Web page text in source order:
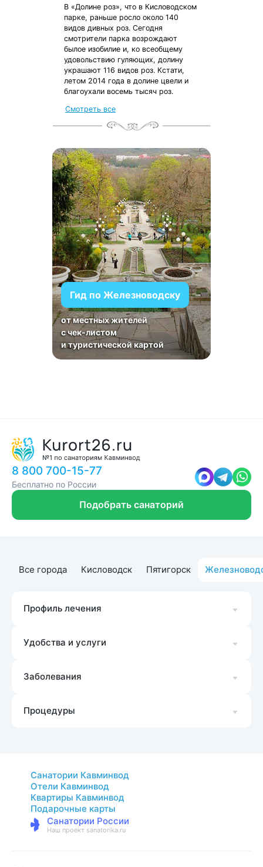
В «Долине роз», что в Кисловодском
парке, раньше росло около 140
видов дивных роз. Сегодня
смотрители парка возрождают
былое изобилие и, ко всеобщему
удовольствию гуляющих, долину
украшают 116 видов роз. Кстати,
летом 2014 года в долине цвели и
благоухали восемь тысяч роз.
Смотреть все
Гид по Железноводску
от местных жителей
с чек-листом
и туристической картой
8 800 700-15-77
Бесплатно по России
Подобрать санаторий
Все города Кисловодск Пятигорск
Профиль лечения
Удобства и услуги
Заболевания
Процедуры
Санатории Кавминвод
Отели Кавминвод
Квартиры Кавминвод
Подарочные карты
Санатории России
Наш проект sanatorika.ru